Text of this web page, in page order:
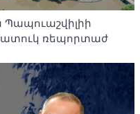
Պապուաշվիլիի
ռեպորտաժ